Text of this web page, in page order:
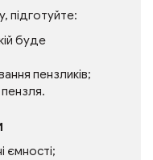
підготуйте:
буде
пензликів;
ємності;